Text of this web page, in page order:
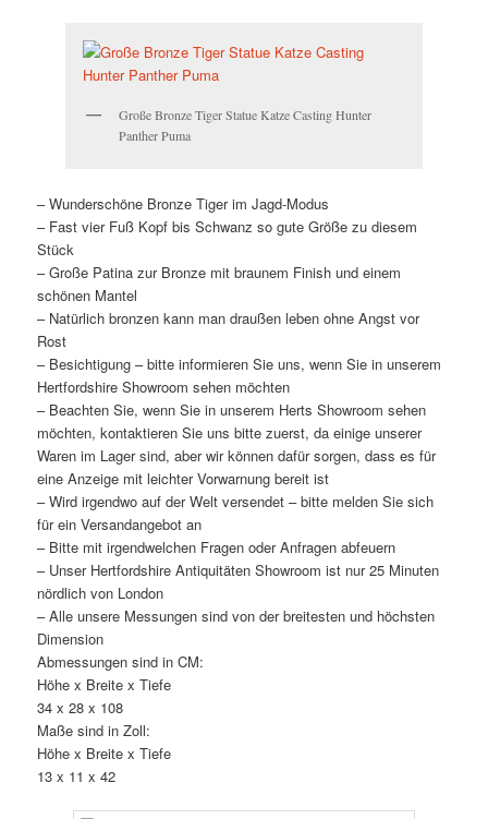
Große Bronze Tiger Statue Katze Casting Hunter
Panther Puma
– Wunderschöne Bronze Tiger im Jagd-Modus
– Fast vier Fuß Kopf bis Schwanz so gute Größe zu diesem
Stück
– Große Patina zur Bronze mit braunem Finish und einem
schönen Mantel
– Natürlich bronzen kann man draußen leben ohne Angst vor
Rost
– Besichtigung – bitte informieren Sie uns, wenn Sie in unserem
Hertfordshire Showroom sehen möchten
– Beachten Sie, wenn Sie in unserem Herts Showroom sehen
möchten, kontaktieren Sie uns bitte zuerst, da einige unserer
Waren im Lager sind, aber wir können dafür sorgen, dass es für
eine Anzeige mit leichter Vorwarnung bereit ist
– Wird irgendwo auf der Welt versendet – bitte melden Sie sich
für ein Versandangebot an
– Bitte mit irgendwelchen Fragen oder Anfragen abfeuern
– Unser Hertfordshire Antiquitäten Showroom ist nur 25 Minuten
nördlich von London
– Alle unsere Messungen sind von der breitesten und höchsten
Dimension
Abmessungen sind in CM:
Höhe x Breite x Tiefe
34 x 28 x 108
Maße sind in Zoll:
Höhe x Breite x Tiefe
13 x 11 x 42